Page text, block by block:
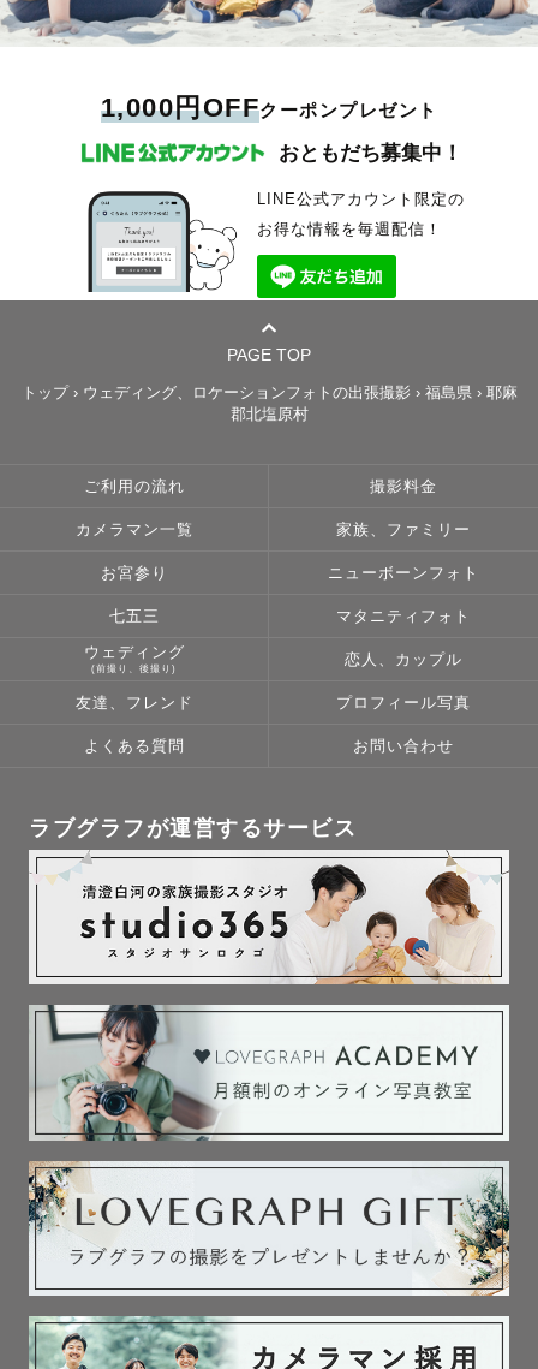
1,000円OFFクーポンプレゼント
おともだち募集中！
LINE公式アカウント限定の
お得な情報を毎週配信！
PAGE TOP
トップ› ウェディング、ロケーションフォトの出張撮影 › 福島県› 耶麻
郡北塩原村
ご利用の流れ 撮影料金
カメラマン一覧 家族、ファミリー
お宮参り ニューボーンフォト
七五三 マタニティフォト
ウェディング
(前撮り、後撮り)
恋人、カップル
友達、フレンド プロフィール写真
よくある質問 お問い合わせ
ラブグラフが運営するサービス